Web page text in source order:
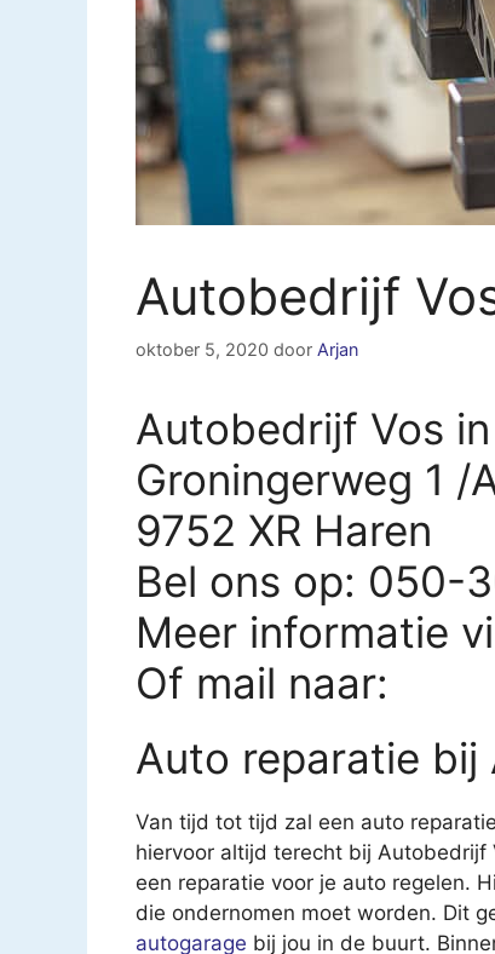
Autobedrijf
oktober 5, 2020 door Arjan
Autobedrijf Vos
Groningerweg 1 /
9752 XR Haren
Bel ons op: 050-
Meer informatie
Of mail naar:
Auto reparatie bij
Van tijd tot tijd zal een auto
hiervoor altijd terecht bij Autobedrijf
een reparatie voor je auto regelen.
die ondernomen moet worden. Dit
autogarage bij jou in de buurt.